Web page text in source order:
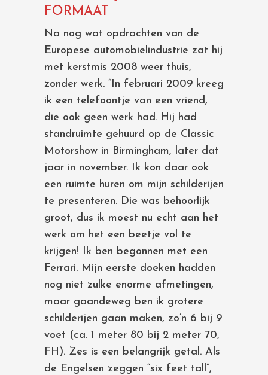
FORMAAT
Na nog wat opdrachten van de
Europese automobielindustrie zat hij
met kerstmis 2008 weer thuis,
zonder werk. “In februari 2009 kreeg
ik een telefoontje van een vriend,
die ook geen werk had. Hij had
standruimte gehuurd op de Classic
Motorshow in Birmingham, later dat
jaar in november. Ik kon daar ook
een ruimte huren om mijn schilderijen
te presenteren. Die was behoorlijk
groot, dus ik moest nu echt aan het
werk om het een beetje vol te
krijgen! Ik ben begonnen met een
Ferrari. Mijn eerste doeken hadden
nog niet zulke enorme afmetingen,
maar gaandeweg ben ik grotere
schilderijen gaan maken, zo’n 6 bij 9
voet (ca. 1 meter 80 bij 2 meter 70,
FH). Zes is een belangrijk getal. Als
de Engelsen zeggen “six feet tall”,